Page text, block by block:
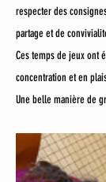
respecter des
partage et de
Ces temps de jeux ont
concentration et en
Une belle manière de